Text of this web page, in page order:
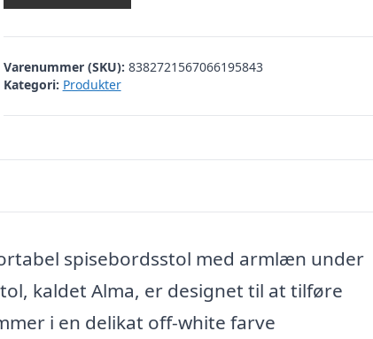
Varenummer (SKU): 8382721567066195843
Kategori: Produkter
spisebordsstol med armlæn under
kaldet Alma, er designet til at tilføre
i en delikat off-white farve